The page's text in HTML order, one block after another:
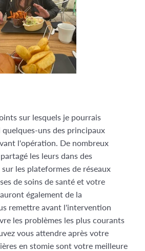
sur lesquels je pourrais
uns des principaux
l'opération. De nombreux
les leurs dans des
les plateformes de réseaux
de soins de santé et votre
également de la
remettre avant l'intervention
les problèmes les plus courants
vous attendre après votre
en stomie sont votre meilleure